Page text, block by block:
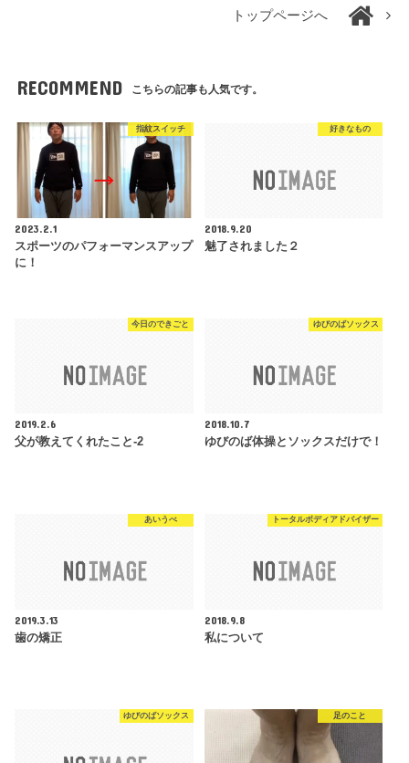
トップページへ
RECOMMEND こちらの記事も人気です。
指紋スイッチ
2023.2.1
スポーツのパフォーマンスアップ
に！
好きなもの
2018.9.20
魅了されました２
今日のできごと
2019.2.6
父が教えてくれたこと-2
ゆびのばソックス
2018.10.7
ゆびのば体操とソックスだけで！
あいうべ
2019.3.13
歯の矯正
トータルボディアドバイザー
2018.9.8
私について
ゆびのばソックス 足のこと